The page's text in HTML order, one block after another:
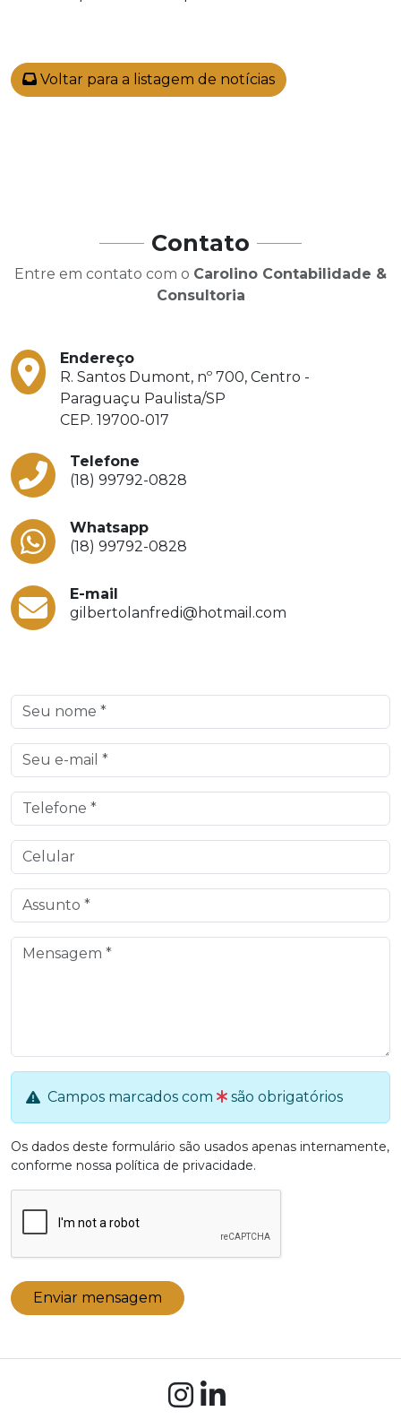
Voltar para a listagem de notícias
Contato
Entre em contato com o Carolino Contabilidade &
Consultoria
Endereço
R. Santos Dumont, nº 700, Centro -
Paraguaçu Paulista/SP
CEP. 19700-017
Telefone
(18) 99792-0828
Whatsapp
(18) 99792-0828
E-mail
gilbertolanfredi@hotmail.com
Campos marcados com são obrigatórios
Os dados deste formulário são usados apenas internamente,
conforme nossa política de privacidade.
Enviar mensagem